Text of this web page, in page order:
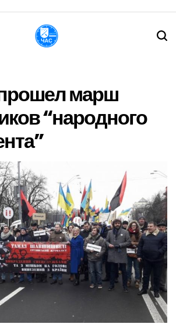
марш
“народного